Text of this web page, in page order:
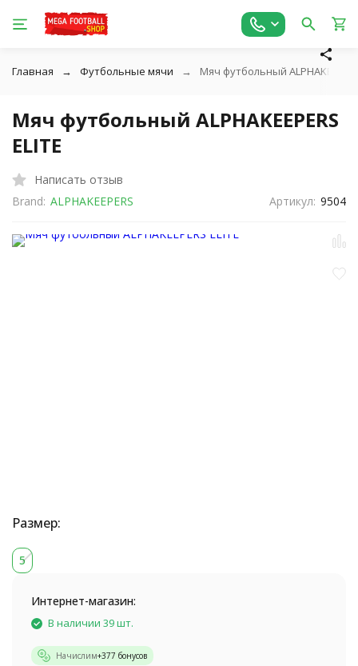
Главная Футбольные мячи Мяч футбольный
Мяч футбольный ALPHAKEEPERS
ELITE
Написать отзыв
Brand: ALPHAKEEPERS Артикул: 9504
Размер:
5
Интернет-магазин:
В наличии 39 шт.
Начислим+377 бонусов